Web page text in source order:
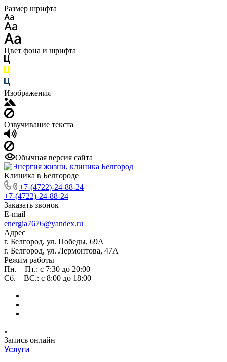
Размер шрифта
Цвет фона и шрифта
Изображения
Озвучивание текста
Обычная версия сайта
Клиника в Белгороде
+7-(4722)-24-88-24
+7-(4722)-24-88-24
Заказать звонок
E-mail
energia7676@yandex.ru
Адрес
г. Белгород, ул. Победы, 69А
г. Белгород, ул. Лермонтова, 47А
Режим работы
Пн. – Пт.: с 7:30 до 20:00
Сб. – ВС.: с 8:00 до 18:00
Запись онлайн
Услуги